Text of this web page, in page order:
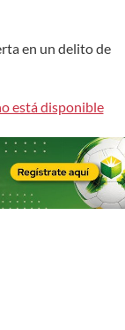
en un delito de
está disponible